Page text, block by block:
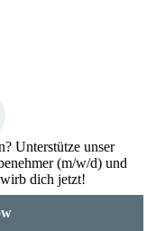
Unterstütze unser
(m/w/d) und
dich jetzt!